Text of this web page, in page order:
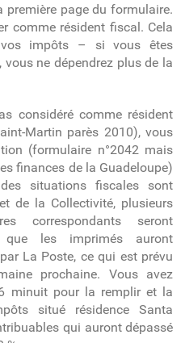
première page du formulaire.
comme résident fiscal. Cela
impôts – si vous êtes
ne dépendrez plus de la
considéré comme résident
Martin parès 2010), vous
(formulaire n°2042 mais
finances de la Guadeloupe)
des situations fiscales sont
de la Collectivité, plusieurs
correspondants seront
que les imprimés auront
La Poste, ce qui est prévu
prochaine. Vous avez
minuit pour la remplir et la
situé résidence Santa
qui auront dépassé